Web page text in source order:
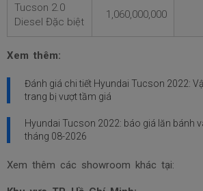
Tucson 2.0
Diesel Đặc biệt
1,060,000,000
Xem thêm:
Đánh giá chi tiết Hyundai Tucson 2022:
trang bị vượt tầm giá
Hyundai Tucson 2022: báo giá lăn bánh
tháng 08-2026
Xem thêm các showroom khác tại: